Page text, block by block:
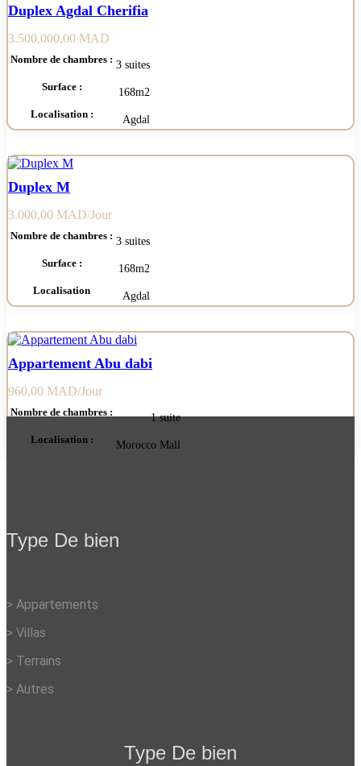
Duplex Agdal Cherifia
3.500.000,00 MAD
Nombre de chambres : 3 suites
Surface :
168m2
Localisation :
Agdal
Duplex M
3.000,00 MAD
Nombre de chambres : 3 suites
Surface :
168m2
Localisation
Agdal
Appartement Abu dabi
960,00 MAD
Nombre de chambres :
1 suite
Localisation :
Morocco Mall
Type De bien
> Appartements
> Villas
> Terrains
> Autres
Type De bien